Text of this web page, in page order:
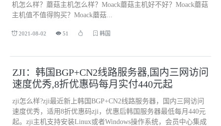
机怎么样？蘑菇主机怎么样？Moack蘑菇主机好不好？Moack蘑菇
主机值不值得购买？Moack蘑菇...
2021-08-02 51 韩国
ZJI：韩国BGP+CN2线路服务器,国内三网访问
速度优秀,8折优惠码每月实付440元起
zji怎么样?zji最近新上韩国BGP+CN2线路服务器，国内三网访问
速度优秀，适用8折优惠码zji，优惠后韩国服务器最低每月440元
起。zji主机支持安装Linux或者Windows操作系统，会员中心集成